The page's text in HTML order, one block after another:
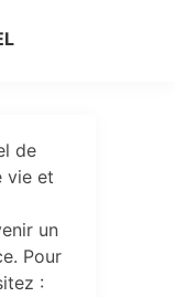
de
vie et
un
Pour
: